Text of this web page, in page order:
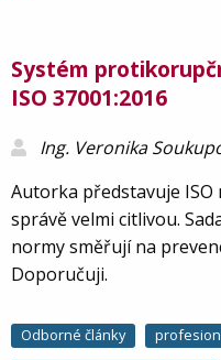
Systém
ISO 37001:2016
Ing. Veronika
Autorka představuje
správě velmi citlivou.
normy směřují na
Doporučuji.
Odborné články